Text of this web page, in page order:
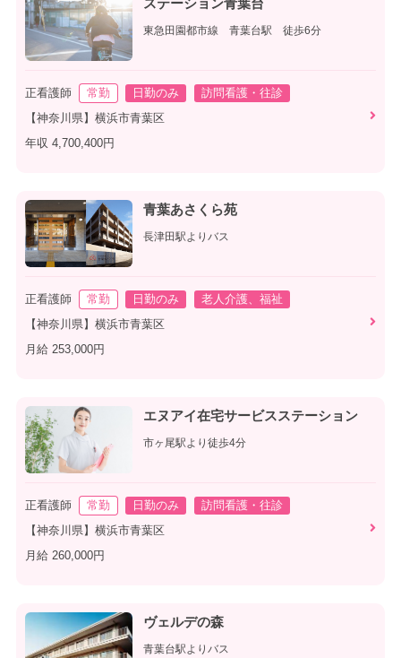
ステーション青葉台
東急田園都市線 青葉台駅 徒歩6分
正看護師 常勤 日勤のみ
訪問看護・往診
【神奈川県】横浜市青葉区
年収 4,700,400円
青葉あさくら苑
長津田駅よりバス
正看護師 常勤 日勤のみ
老人介護、福祉
【神奈川県】横浜市青葉区
月給 253,000円
エヌアイ在宅サービスステーション
市ヶ尾駅より徒歩4分
正看護師 常勤 日勤のみ
訪問看護・往診
【神奈川県】横浜市青葉区
月給 260,000円
ヴェルデの森
青葉台駅よりバス